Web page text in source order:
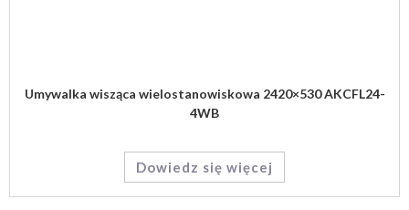
Umywalka wisząca wielostanowiskowa 2420×530 AKCFL24-
4WB
Dowiedz się więcej